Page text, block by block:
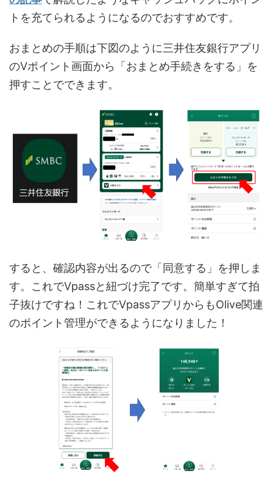
トを充てられるようになるのでおすすめです。
おまとめの手順は下図のように三井住友銀行アプリ
のVポイント画面から「おまとめ手続きをする」を
押すことでできます。
すると、確認内容が出るので「同意する」を押しま
す。これでVpassと紐づけ完了です。簡単すぎて拍
子抜けですね！これでVpassアプリからもOlive関連
のポイント管理ができるようになりました！